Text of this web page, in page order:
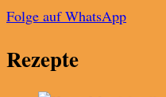
Folge auf WhatsApp
Rezepte